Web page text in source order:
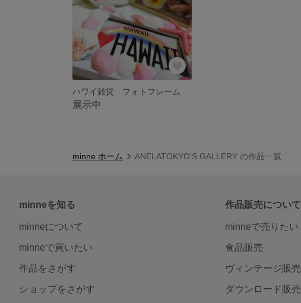
ハワイ雑貨 フォトフレーム
展示中
minne ホーム ANELATOKYO'S GALLERY の作品一覧
minneを知る
minneについて
minneで買いたい
作品をさがす
ショップをさがす
作品販売について
minneで売りたい
食品販売
ヴィンテージ販売
ダウンロード販売